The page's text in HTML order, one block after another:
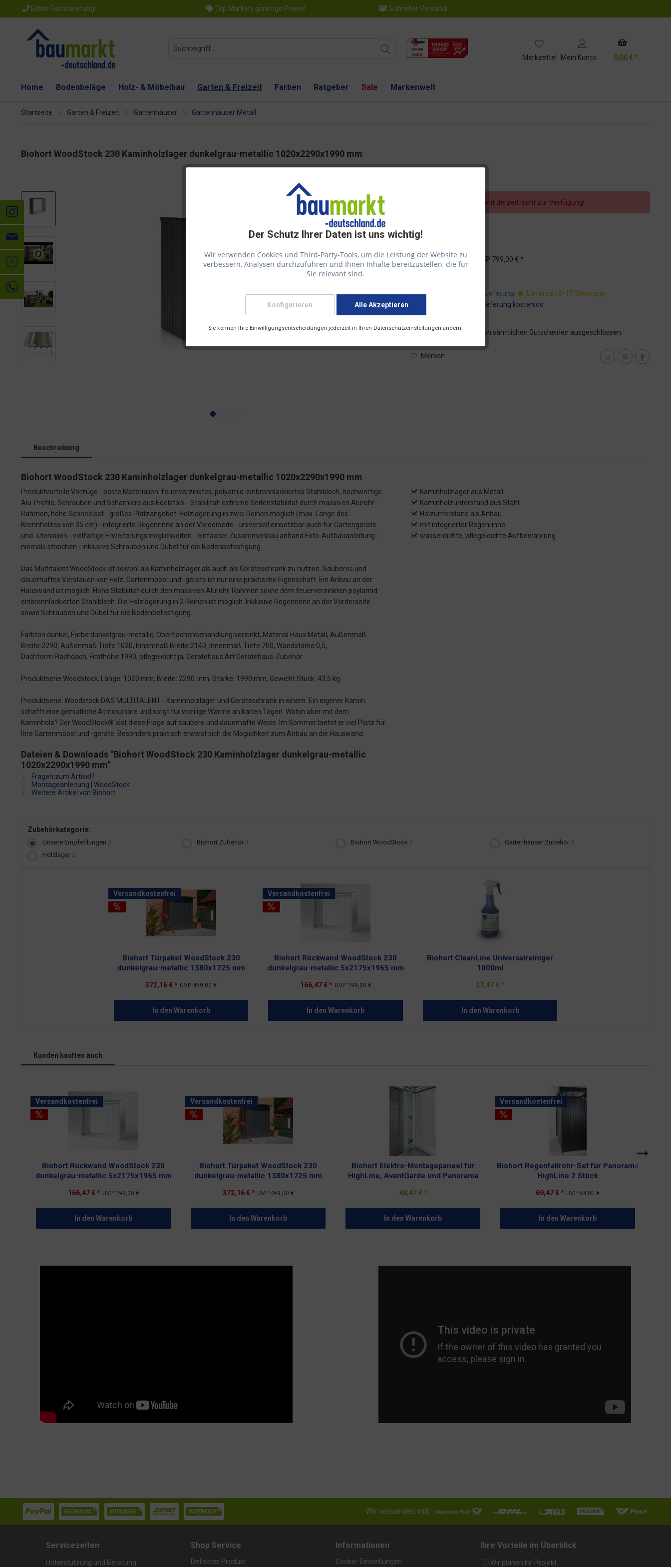
Echte Fachberatung! Top Marken, günstige Preise! Schneller Versand!
Merkzettel Mein Konto 0,00 € *
Home Bodenbeläge Holz- & Möbelbau Garten & Freizeit Farben Ratgeber Sale Markenwelt
Der Schutz Ihrer Daten ist uns wichtig!
Wir verwenden Cookies und Third-Party-Tools, um die Leistung der Website zu
verbessern, Analysen durchzuführen und Ihnen Inhalte bereitzustellen, die für
Sie relevant sind.
Konfigurieren Alle Akzeptieren
Sie können Ihre Einwilligungsentscheidungen jederzeit in Ihren Datenschutzeinstellungen ändern.
Startseite Garten & Freizeit Gartenhäuser Gartenhäuser Metall
Biohort WoodStock 230 Kaminholzlager dunkelgrau-metallic 1020x2290x1990 mm
Dieser Artikel steht derzeit nicht zur Verfügung!
631,51 € * UVP 799,00 € *
Versandkostenfreie Lieferung!
Lieferzeit 5-15 Werktage
Speditionslieferung kostenlos
Info:Dieser Artikel ist von sämtlichen Gutscheinen ausgeschlossen
Merken
Beschreibung
Biohort WoodStock 230 Kaminholzlager dunkelgrau-metallic 1020x2290x1990 mm
Produktvorteile:Vorzüge - beste Materialien: feuerverzinktes, polyamid-einbrennlackiertes Stahlblech, hochwertige
Alu-Profile, Schrauben und Scharniere aus Edelstahl - Stabilität: extreme Seitenstabilität durch massiven Alurohr-
Rahmen, hohe Schneelast - großes Platzangebot: Holzlagerung in zwei Reihen möglich (max. Länge des
Brennholzes von 35 cm) - integrierte Regenrinne an der Vorderseite - universell einsetzbar auch für Gartengeräte
und -utensilien - vielfältige Erweiterungsmöglichkeiten - einfacher Zusammenbau anhand Foto-Aufbauanleitung -
niemals streichen - inklusive Schrauben und Dübel für die Bodenbefestigung
Das Multitalent WoodStock ist sowohl als Kaminholzlager als auch als Geräteschrank zu nutzen. Sauberes und
dauerhaftes Verstauen von Holz, Gartenmöbel und -geräte ist nur eine praktische Eigenschaft. Ein Anbau an der
Hauswand ist möglich. Hohe Stabilität durch den massiven Alurohr-Rahmen sowie dem feuerverzinkten poylamid-
einbrennlackierten Stahlblech. Die Holzlagerung in 2 Reihen ist möglich. Inklusive Regenrinne an der Vorderseite
sowie Schrauben und Dübel für die Bodenbefestigung.
Farbton:dunkel, Farbe:dunkelgrau-metallic, Oberflächenbehandlung:verzinkt, Material Haus:Metall, Außenmaß
Breite:2290, Außenmaß Tiefe:1020, Innenmaß Breite:2140, Innenmaß Tiefe:700, Wandstärke:0,5,
Dachform:Flachdach, Firsthöhe:1990, pflegeleicht:ja, Gerätehaus Art:Gerätehaus-Zubehör
Produktserie:Woodstock, Länge: 1020 mm, Breite: 2290 mm, Stärke: 1990 mm, Gewicht Stück: 43,5 kg
Produktserie: Woodstock DAS MULTITALENT - Kaminholzlager und Geräteschrank in einem. Ein eigener Kamin
schafft eine gemütliche Atmosphäre und sorgt für wohlige Wärme an kalten Tagen. Wohin aber mit dem
Kaminholz? Der WoodStock® löst diese Frage auf saubere und dauerhafte Weise. Im Sommer bietet er viel Platz für
Ihre Gartenmöbel und -geräte. Besonders praktisch erweist sich die Möglichkeit zum Anbau an die Hauswand.
Kaminholzlager aus Metall
Kaminholzunterstand aus Stahl
Holzunterstand als Anbau
mit integrierter Regenrinne
wasserdichte, pflegeleichte Aufbewahrung
Dateien & Downloads "Biohort WoodStock 230 Kaminholzlager dunkelgrau-metallic
1020x2290x1990 mm"
Fragen zum Artikel?
Montageanleitung | WoodStock
Weitere Artikel von Biohort
Zubehörkategorie:
Unsere Empfehlungen 3 Biohort Zubehör 3 Biohort WoodStock 2 Gartenhäuser Zubehör 3
Holzlager 2
Versandkostenfrei
Biohort Türpaket WoodStock 230
dunkelgrau-metallic 1380x1725 mm
372,16 € * UVP 469,00 €
In den Warenkorb
Versandkostenfrei
Biohort Rückwand WoodStock 230
dunkelgrau-metallic 5x2175x1965 mm
166,47 € * UVP 199,00 €
In den Warenkorb
Biohort CleanLine Universalreiniger
1000ml
27,47 € *
In den Warenkorb
Kunden kauften auch
Versandkostenfrei
Biohort Rückwand WoodStock 230
dunkelgrau-metallic 5x2175x1965 mm
166,47 € * UVP 199,00 €
In den Warenkorb
Versandkostenfrei
Biohort Türpaket WoodStock 230
dunkelgrau-metallic 1380x1725 mm
372,16 € * UVP 469,00 €
In den Warenkorb
Biohort Elektro-Montagepaneel für
HighLine, AvantGarde und Panorama
48,47 € *
In den Warenkorb
Versandkostenfrei
Biohort Regenfallrohr-Set für Panorama
HighLine 2 Stück
69,47 € * UVP 84,00 €
In den Warenkorb
Wir versenden mit:
Servicezeiten
Unterstützung und Beratung
Shop Service
Defektes Produkt
Informationen
Cookie-Einstellungen
Ihre Vorteile im Überblick
Wir planen Ihr Projekt